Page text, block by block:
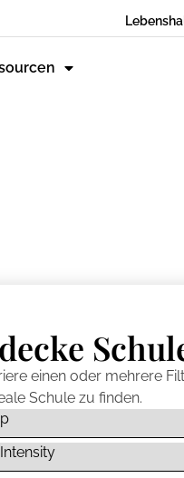
einen oder mehrere
Schule zu finden.